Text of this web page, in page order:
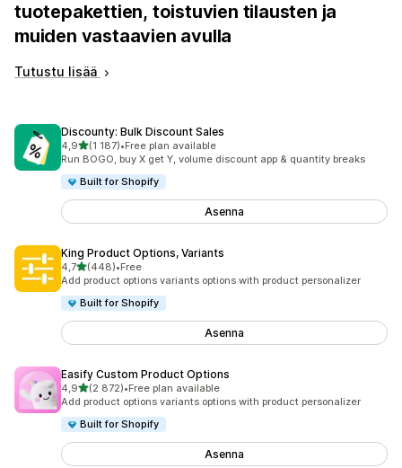
tuotepakettien, toistuvien tilausten ja
muiden vastaavien avulla
Tutustu lisää
Discounty: Bulk Discount Sales
4,9/ 5 tähteä
(1 187)
1187 arvostelua yhteensä
•Free plan available
Run BOGO, buy X get Y, volume discount app & quantity breaks
Built for Shopify
Asenna
King Product Options, Variants
4,7/ 5 tähteä
(448)
448 arvostelua yhteensä
•Free
Add product options variants options with product personalizer
Built for Shopify
Asenna
Easify Custom Product Options
4,9/ 5 tähteä
(2 872)
2872 arvostelua yhteensä
•Free plan available
Add product options variants options with product personalizer
Built for Shopify
Asenna